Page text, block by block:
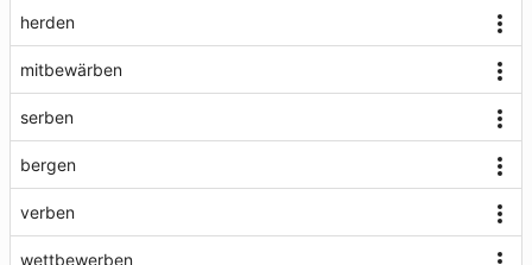
herden
mitbewärben
serben
bergen
verben
wettbewerben